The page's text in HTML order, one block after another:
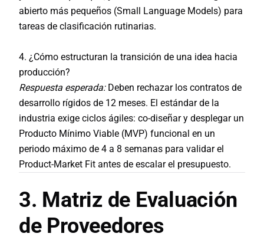
abierto más pequeños (Small Language Models) para
tareas de clasificación rutinarias.
4. ¿Cómo estructuran la transición de una idea hacia
producción?
Respuesta esperada:Deben rechazar los contratos de
desarrollo rígidos de 12 meses. El estándar de la
industria exige ciclos ágiles: co-diseñar y desplegar un
Producto Mínimo Viable (MVP) funcional en un
periodo máximo de 4 a 8 semanas para validar el
Product-Market Fit antes de escalar el presupuesto.
3. Matriz de Evaluación
de Proveedores